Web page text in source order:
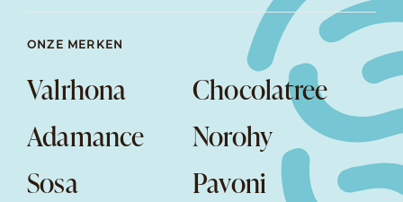
ONZE MERKEN
Valrhona
Chocolatree
Adamance
Norohy
Sosa
Pavoni